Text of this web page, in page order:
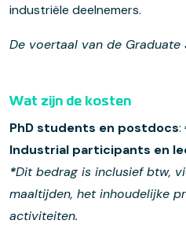
industriële deelnemers.
De voertaal van de Graduate
Wat zijn de kosten
PhD students en postdocs:
Industrial participants en
*Dit bedrag is inclusief btw,
maaltijden, het inhoudelijke
activiteiten.